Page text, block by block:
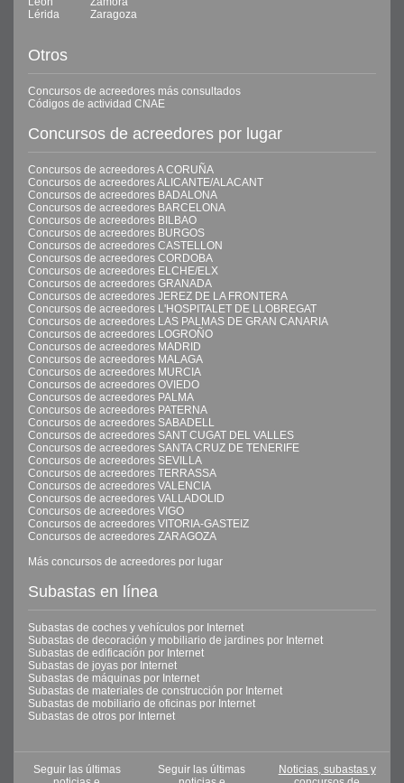
Lérida
Zaragoza
Otros
Concursos de acreedores más consultados
Códigos de actividad CNAE
Concursos de acreedores por lugar
Concursos de acreedores A CORUÑA
Concursos de acreedores ALICANTE/ALACANT
Concursos de acreedores BADALONA
Concursos de acreedores BARCELONA
Concursos de acreedores BILBAO
Concursos de acreedores BURGOS
Concursos de acreedores CASTELLON
Concursos de acreedores CORDOBA
Concursos de acreedores ELCHE/ELX
Concursos de acreedores GRANADA
Concursos de acreedores JEREZ DE LA FRONTERA
Concursos de acreedores L'HOSPITALET DE LLOBREGAT
Concursos de acreedores LAS PALMAS DE GRAN CANARIA
Concursos de acreedores LOGROÑO
Concursos de acreedores MADRID
Concursos de acreedores MALAGA
Concursos de acreedores MURCIA
Concursos de acreedores OVIEDO
Concursos de acreedores PALMA
Concursos de acreedores PATERNA
Concursos de acreedores SABADELL
Concursos de acreedores SANT CUGAT DEL VALLES
Concursos de acreedores SANTA CRUZ DE TENERIFE
Concursos de acreedores SEVILLA
Concursos de acreedores TERRASSA
Concursos de acreedores VALENCIA
Concursos de acreedores VALLADOLID
Concursos de acreedores VIGO
Concursos de acreedores VITORIA-GASTEIZ
Concursos de acreedores ZARAGOZA
Más concursos de acreedores por lugar
Subastas en línea
Subastas de coches y vehículos por Internet
Subastas de decoración y mobiliario de jardines por Internet
Subastas de edificación por Internet
Subastas de joyas por Internet
Subastas de máquinas por Internet
Subastas de materiales de construcción por Internet
Subastas de mobiliario de oficinas por Internet
Subastas de otros por Internet
Seguir las últimas
Seguir las últimas
Noticias, subastas y